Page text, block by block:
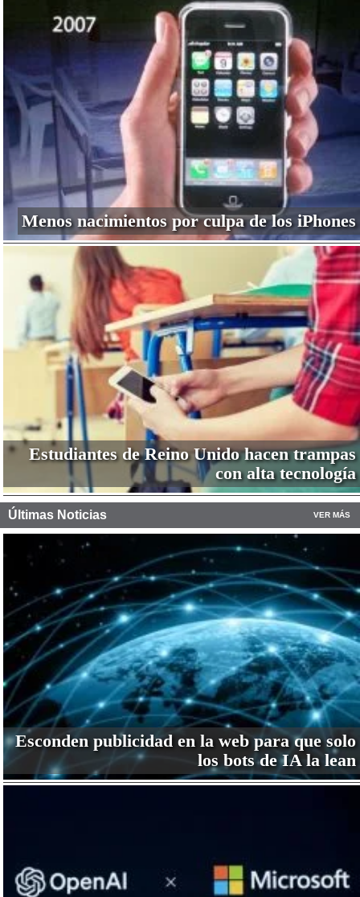
Menos nacimientos por culpa de los iPhones
Estudiantes de Reino Unido hacen trampas
con alta tecnología
Últimas Noticias VER MÁS
Esconden publicidad en la web para que solo
los bots de IA la lean